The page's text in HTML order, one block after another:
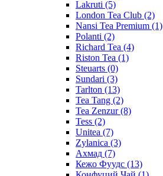
Lakruti (5)
London Tea Club (2)
Nansi Tea Premium (1)
Polanti (2)
Richard Tea (4)
Riston Tea (1)
Steuarts (0)
Sundari (3)
Tarlton (13)
Tea Tang (2)
Tea Zenzur(8)
Tess (2)
Unitea (7)
Zylanica (3)
Ахмад (7)
Кежо Фуудс (13)